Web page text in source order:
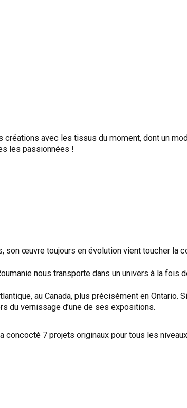
avec les tissus du moment, dont un
les passionnées !
son œuvre toujours en évolution vient toucher la
nous transporte dans un univers à la fois
au Canada, plus précisément en Ontario.
du vernissage d’une de ses expositions.
7 projets originaux pour tous les